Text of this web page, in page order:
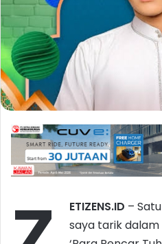
ETIZENS.ID –
saya tarik dalam